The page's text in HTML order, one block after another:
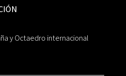
y Octaedro internacional